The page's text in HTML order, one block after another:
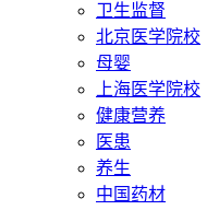
卫生监督
北京医学院校
母婴
上海医学院校
健康营养
医患
养生
中国药材